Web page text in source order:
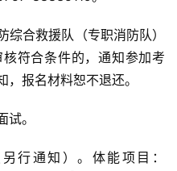
合救援队（专职消防队）
符合条件的，通知参加考
报名材料恕不退还。
。
行通知）。体能项目：